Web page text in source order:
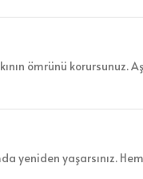
ömrünü korursunuz.
yeniden yaşarsınız.